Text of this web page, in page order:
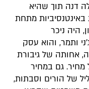
דנה תוך שהיא
מתחת
היה ניכר
ותמר, והוא עסק
אחותה של גיבורת
מחיר. גם במחיר
של הורים וסבתות,